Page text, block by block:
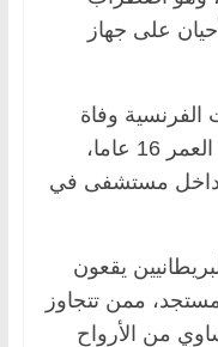
على جهاز
الفرنسية وفاة
الفتاة جولي أليوت، التي تبلغ من العمر 16 عاما،
داخل مستشفى في
من 60٪ من البريطانيين يقعون
ممن تتجاوز
مأساوي من الأرواح